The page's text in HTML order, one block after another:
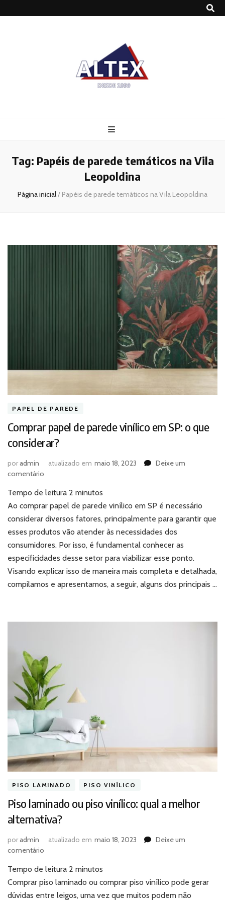
Tag: Papéis de parede temáticos na Vila
Leopoldina
Página inicial/ Papéis de parede temáticos na Vila Leopoldina
PAPEL DE PAREDE
Comprar papel de parede vinílico em SP: o que
considerar?
poradmin atualizado em maio 18, 2023
Deixe um
comentário
papel
de
parede
em
SP:
o
que
considerar?
Tempo de leitura 2 minutos
Ao comprar papel de parede vinílico em SP é necessário
considerar diversos fatores, principalmente para garantir que
esses produtos vão atender às necessidades dos
consumidores. Por isso, é fundamental conhecer as
especificidades desse setor para viabilizar esse ponto.
Visando explicar isso de maneira mais completa e detalhada,
compilamos e apresentamos, a seguir, alguns dos principais …
PISO LAMINADO PISO VINÍLICO
Piso laminado ou piso vinílico: qual a melhor
alternativa?
poradmin atualizado em maio 18, 2023
Deixe um
comentário
laminado
ou
piso
Tempo de leitura 2 minutos
Comprar piso laminado ou comprar piso vinílico pode gerar
dúvidas entre leigos, uma vez que muitos podem não